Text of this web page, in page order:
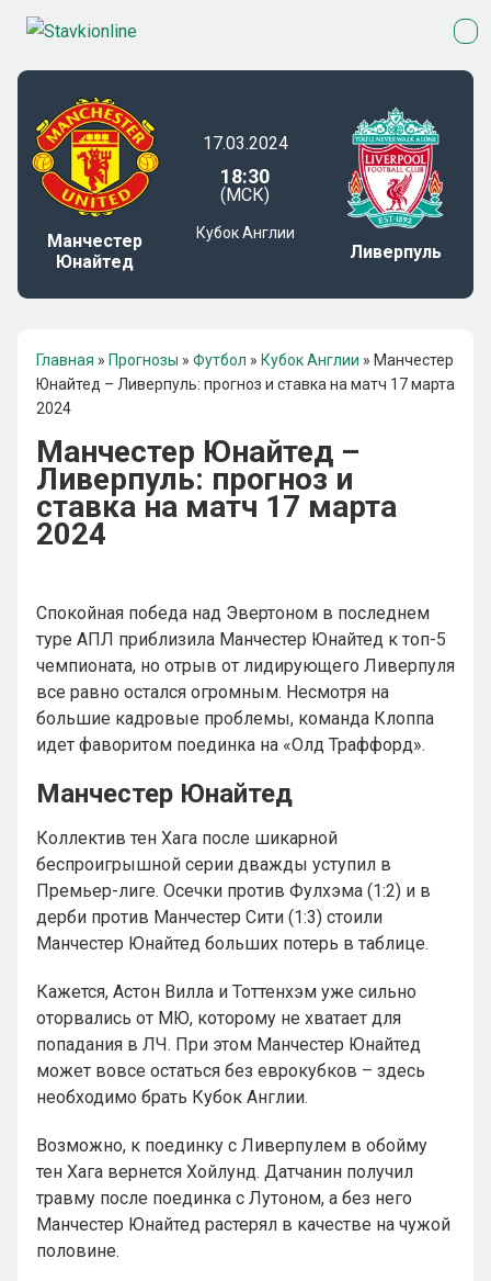
Манчестер
Юнайтед
17.03.2024
18:30
(МСК)
Кубок Англии
Ливерпуль
Главная » Прогнозы » Футбол » Кубок Англии » Манчестер
Юнайтед – Ливерпуль: прогноз и ставка на матч 17 марта
2024
Манчестер Юнайтед –
Ливерпуль: прогноз и
ставка на матч 17 марта
2024
Спокойная победа над Эвертоном в последнем
туре АПЛ приблизила Манчестер Юнайтед к топ-5
чемпионата, но отрыв от лидирующего Ливерпуля
все равно остался огромным. Несмотря на
большие кадровые проблемы, команда Клоппа
идет фаворитом поединка на «Олд Траффорд».
Манчестер Юнайтед
Коллектив тен Хага после шикарной
беспроигрышной серии дважды уступил в
Премьер-лиге. Осечки против Фулхэма (1:2) и в
дерби против Манчестер Сити (1:3) стоили
Манчестер Юнайтед больших потерь в таблице.
Кажется, Астон Вилла и Тоттенхэм уже сильно
оторвались от МЮ, которому не хватает для
попадания в ЛЧ. При этом Манчестер Юнайтед
может вовсе остаться без еврокубков – здесь
необходимо брать Кубок Англии.
Возможно, к поединку с Ливерпулем в обойму
тен Хага вернется Хойлунд. Датчанин получил
травму после поединка с Лутоном, а без него
Манчестер Юнайтед растерял в качестве на чужой
половине.